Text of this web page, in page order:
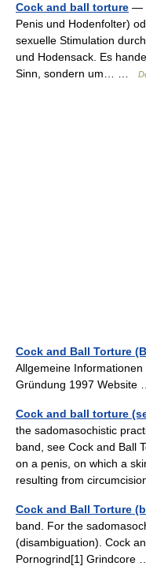
Cock and ball torture —
Penis und Hodenfolter)
sexuelle Stimulation
und Hodensack. Es
Sinn, sondern um… …
Cock and Ball Torture
Allgemeine
Gründung 1997
Cock and ball torture
the sadomasochistic
band, see Cock and Ball
on a penis, on which a
resulting from
Cock and Ball Torture
band. For the
(disambiguation). Cock
Pornogrind[1] Grindcore